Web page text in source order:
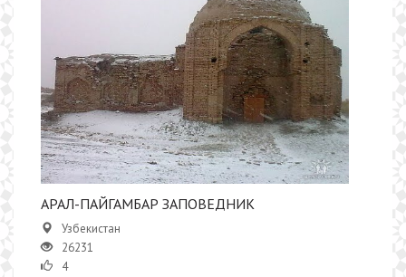
АРАЛ-ПАЙГАМБАР ЗАПОВЕДНИК
Узбекистан
26231
4